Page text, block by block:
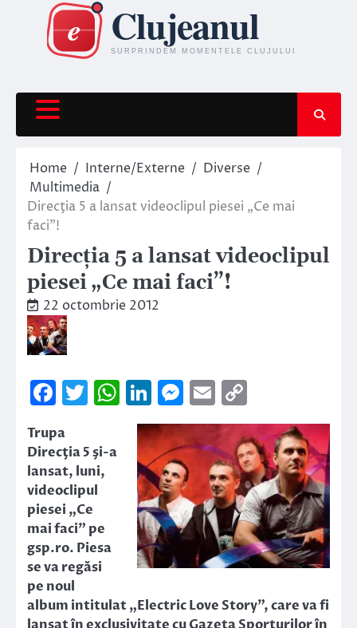
content
Home Interne/Externe
Diverse
Multimedia
Direcţia 5 a lansat videoclipul piesei „Ce mai
faci”!
Direcţia 5 a lansat videoclipul
piesei „Ce mai faci”!
22 octombrie 2012
Facebook
Twitter
WhatsApp
LinkedIn
Messenger
Email
Link
Trupa
Direcţia 5 şi-a
lansat, luni,
videoclipul
piesei „Ce
mai faci” pe
gsp.ro. Piesa
se va regăsi
pe noul
album intitulat „Electric Love Story”, care va fi